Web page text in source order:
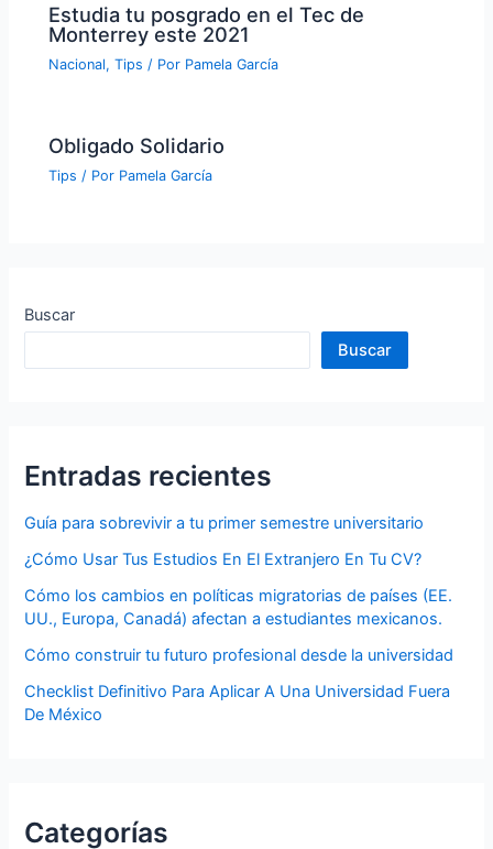
Estudia tu posgrado en el Tec de
Monterrey este 2021
Nacional,Tips / Por Pamela García
Obligado Solidario
Tips / Por Pamela García
Buscar
Buscar
Entradas recientes
Guía para sobrevivir a tu primer semestre universitario
¿Cómo Usar Tus Estudios En El Extranjero En Tu CV?
Cómo los cambios en políticas migratorias de países (EE.
UU., Europa, Canadá) afectan a estudiantes mexicanos.
Cómo construir tu futuro profesional desde la universidad
Checklist Definitivo Para Aplicar A Una Universidad Fuera
De México
Categorías